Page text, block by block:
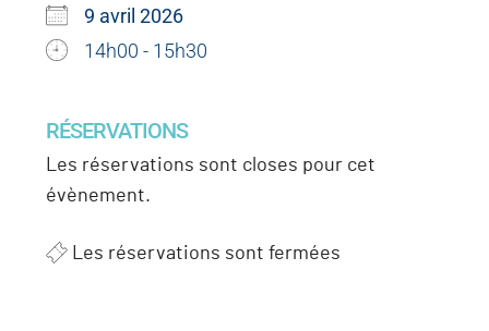
9 avril 2026
14h00 - 15h30
RÉSERVATIONS
Les réservations sont closes pour cet
évènement.
Les réservations sont fermées